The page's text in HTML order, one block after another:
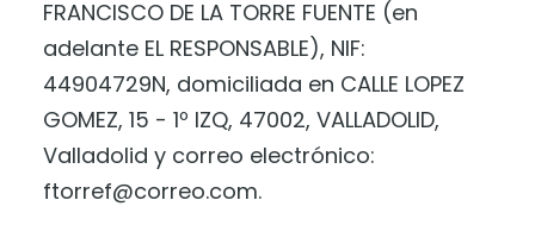
FRANCISCO DE LA TORRE FUENTE (en
adelante EL RESPONSABLE), NIF:
44904729N, domiciliada en CALLE LOPEZ
GOMEZ, 15 - 1º IZQ, 47002, VALLADOLID,
Valladolid y correo electrónico:
ftorref@correo.com.